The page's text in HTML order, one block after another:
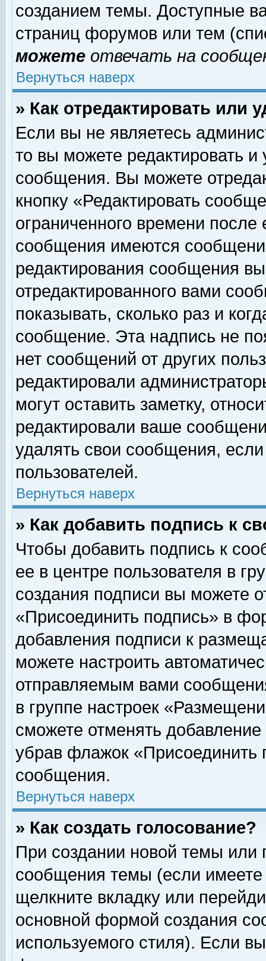
созданием темы. Доступные
страниц форумов или тем
можете отвечать на
Вернуться наверх
» Как отредактировать или
Если вы не являетесь
то вы можете редактировать и
сообщения. Вы можете
кнопку «Редактировать
ограниченного времени
сообщения имеются
редактирования сообщения
отредактированного вами
показывать, сколько раз и
сообщение. Эта надпись не
нет сообщений от других
редактировали
могут оставить заметку,
редактировали ваше
удалять свои сообщения,
пользователей.
Вернуться наверх
» Как добавить подпись к
Чтобы добавить подпись к
ее в центре пользователя в
создания подписи вы можете
«Присоединить подпись» в
добавления подписи к
можете настроить
отправляемым вами
в группе настроек
сможете отменять
убрав флажок «Присоединить
сообщения.
Вернуться наверх
» Как создать голосование?
При создании новой темы или
сообщения темы (если
щелкните вкладку или
основной формой создания
используемого стиля). Если